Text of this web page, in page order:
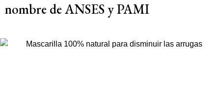
nombre de ANSES y PAMI